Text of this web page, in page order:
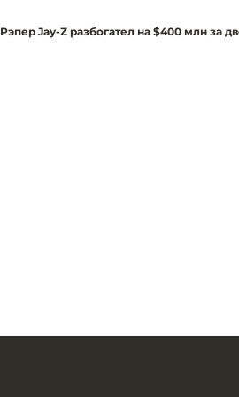
Рэпер Jay-Z разбогател на $400 млн за